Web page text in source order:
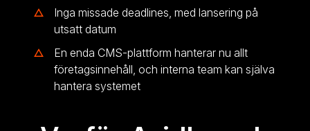
Inga missade deadlines, med lansering på
utsatt datum
En enda CMS-plattform hanterar nu allt
företagsinnehåll, och interna team kan själva
hantera systemet